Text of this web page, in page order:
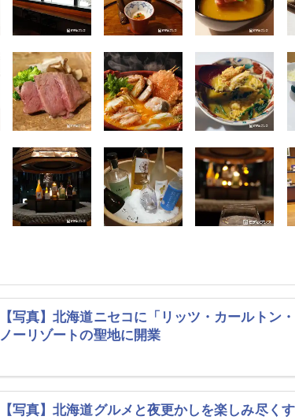
【写真】北海道ニセコに「リッツ・カールトン
ノーリゾートの聖地に開業
【写真】北海道グルメと夜更かしを楽しみ尽く